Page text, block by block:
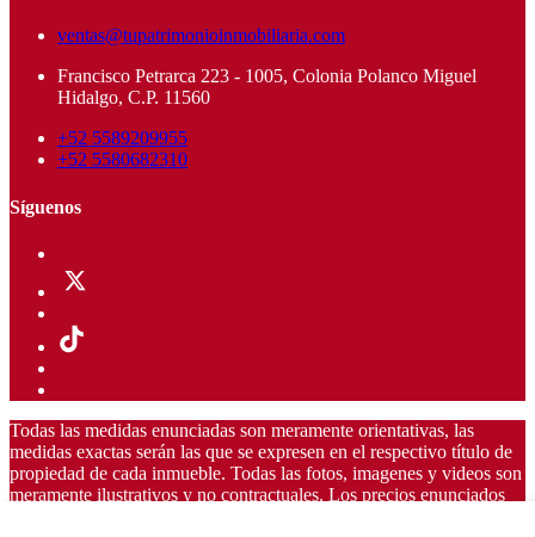
ventas@tupatrimonioinmobiliaria.com
Francisco Petrarca 223 - 1005, Colonia Polanco Miguel
Hidalgo, C.P. 11560
+52 5589209955
+52 5580682310
Síguenos
Todas las medidas enunciadas son meramente orientativas, las
medidas exactas serán las que se expresen en el respectivo título de
propiedad de cada inmueble. Todas las fotos, imagenes y videos son
meramente ilustrativos y no contractuales. Los precios enunciados